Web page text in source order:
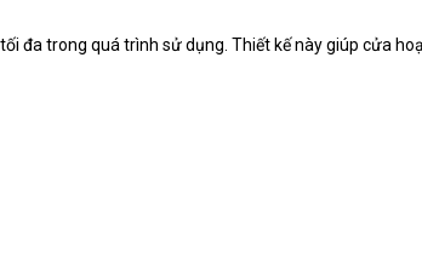
đa trong quá trình sử dụng. Thiết kế này giúp cửa